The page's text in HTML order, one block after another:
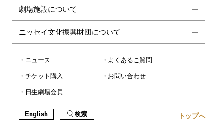
劇場施設について
ニッセイ文化振興財団について
ニュース
チケット購入
日生劇場会員
よくあるご質問
お問い合わせ
English 検索 トップへ